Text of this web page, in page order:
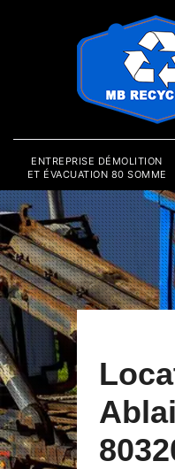
ENTREPRISE DÉMOLITION
ET ÉVACUATION 80 SOMME